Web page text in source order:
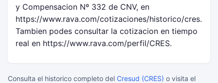
y Compensacion Nº 332 de CNV, en
https://www.rava.com/cotizaciones/historico/cres.
Tambien podes consultar la cotizacion en tiempo
real en https://www.rava.com/perfil/CRES.
Consulta el historico completo del Cresud (CRES) o visita el